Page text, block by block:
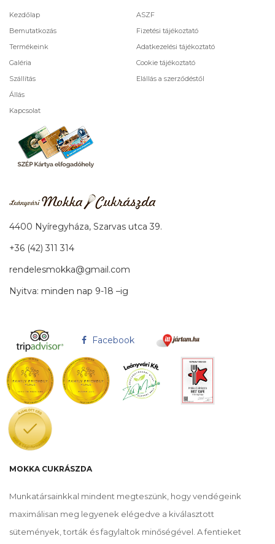
Kezdőlap
Bemutatkozás
Termékeink
Galéria
Szállítás
Állás
Kapcsolat
ASZF
Fizetési tájékoztató
Adatkezelési tájékoztató
Cookie tájékoztató
Elállás a szerződéstől
4400 Nyíregyháza, Szarvas utca 39.
+36 (42) 311 314
rendelesmokka@gmail.com
Nyitva: minden nap 9-18 –ig
Facebook
MOKKA CUKRÁSZDA
Munkatársainkkal mindent megteszünk, hogy vendégeink
maximálisan meg legyenek elégedve a kiválasztott
sütemények, torták és fagylaltok minőségével. A fentieket